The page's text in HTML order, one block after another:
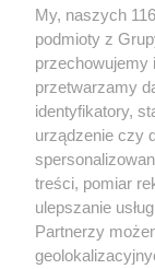
Żaden utwór
rozpowszechniany
tym także
eksploatacji w
bez pisemnej zgody
wykorzystanie
bez właściwej
prawnie.
My, naszych
podmioty z
przechowujemy
przetwarzamy
identyfikatory,
urządzenie czy
treści, pomiar
ulepszanie
Partnerzy